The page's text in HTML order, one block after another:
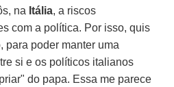
na Itália, a riscos
com a política. Por isso, quis
para poder manter uma
si e os políticos italianos
do papa. Essa me parece